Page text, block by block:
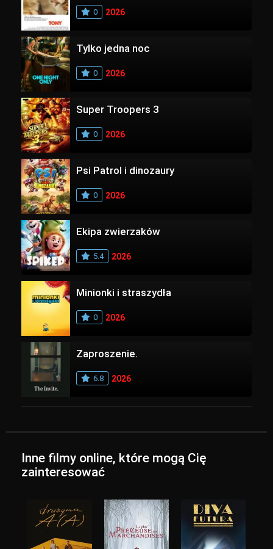
0 2026
Tylko jedna noc
0 2026
Super Troopers 3
0 2026
Psi Patrol i dinozaury
0 2026
Ekipa zwierzaków
5.4 2026
Minionki i straszydła
0 2026
Zaproszenie.
6.8 2026
Inne filmy online, które mogą Cię
zainteresować